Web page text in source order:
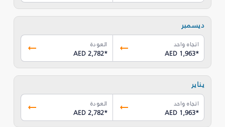
ديسمبر
اتجاه واحد
AED 1,963*
العودة
AED 2,782*
يناير
اتجاه واحد
AED 1,963*
العودة
AED 2,782*